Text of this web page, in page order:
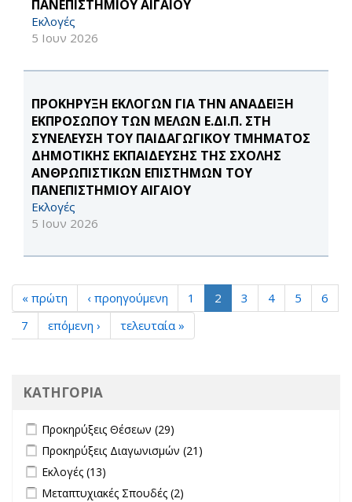
ΠΑΝΕΠΙΣΤΗΜΙΟΥ ΑΙΓΑΙΟΥ
Εκλογές
5 Ιουν 2026
ΠΡΟΚΗΡΥΞΗ ΕΚΛΟΓΩΝ ΓΙΑ ΤΗΝ ΑΝΑΔΕΙΞΗ
ΕΚΠΡΟΣΩΠΟΥ ΤΩΝ ΜΕΛΩΝ Ε.ΔΙ.Π. ΣΤΗ
ΣΥΝΕΛΕΥΣΗ ΤΟΥ ΠΑΙΔΑΓΩΓΙΚΟΥ ΤΜΗΜΑΤΟΣ
ΔΗΜΟΤΙΚΗΣ ΕΚΠΑΙΔΕΥΣΗΣ ΤΗΣ ΣΧΟΛΗΣ
ΑΝΘΡΩΠΙΣΤΙΚΩΝ ΕΠΙΣΤΗΜΩΝ ΤΟΥ
ΠΑΝΕΠΙΣΤΗΜΙΟΥ ΑΙΓΑΙΟΥ
Εκλογές
5 Ιουν 2026
« πρώτη ‹ προηγούμενη 1 2 3 4 5
6
7
επόμενη › τελευταία »
ΚΑΤΗΓΟΡΙΑ
Apply Προκηρύξεις Θέσεων filter
Προκηρύξεις Θέσεων (29)
Apply Προκηρύξεις Διαγωνισμών filter
Προκηρύξεις Διαγωνισμών (21)
Apply Εκλογές filter
Εκλογές (13)
Apply Μεταπτυχιακές Σπουδές filter
Μεταπτυχιακές Σπουδές (2)